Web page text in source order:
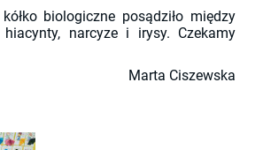
biologiczne posądziło między
narcyze i irysy. Czekamy
Marta Ciszewska